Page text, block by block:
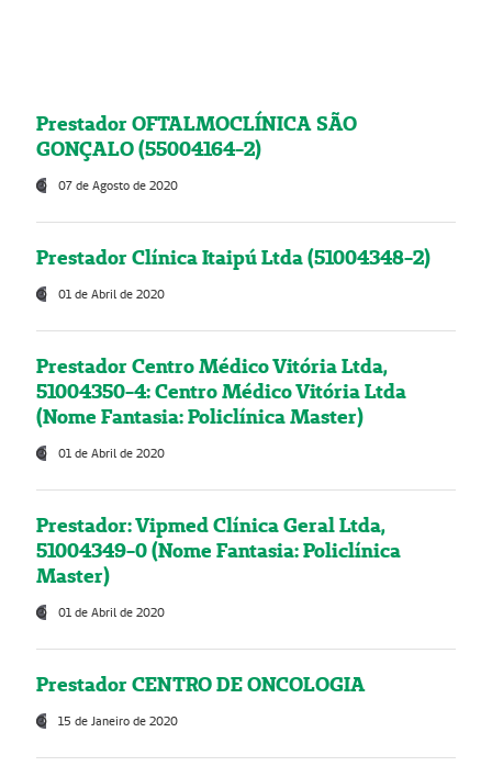
Prestador OFTALMOCLÍNICA SÃO
GONÇALO (55004164-2)
07 de Agosto de 2020
Prestador Clínica Itaipú Ltda (51004348-2)
01 de Abril de 2020
Prestador Centro Médico Vitória Ltda,
51004350-4: Centro Médico Vitória Ltda
(Nome Fantasia: Policlínica Master)
01 de Abril de 2020
Prestador: Vipmed Clínica Geral Ltda,
51004349-0 (Nome Fantasia: Policlínica
Master)
01 de Abril de 2020
Prestador CENTRO DE ONCOLOGIA
15 de Janeiro de 2020